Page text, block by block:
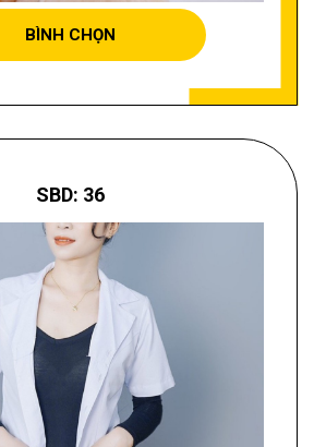
BÌNH CHỌN
SBD: 36
ĐINH THỊ NGỌC HÀ